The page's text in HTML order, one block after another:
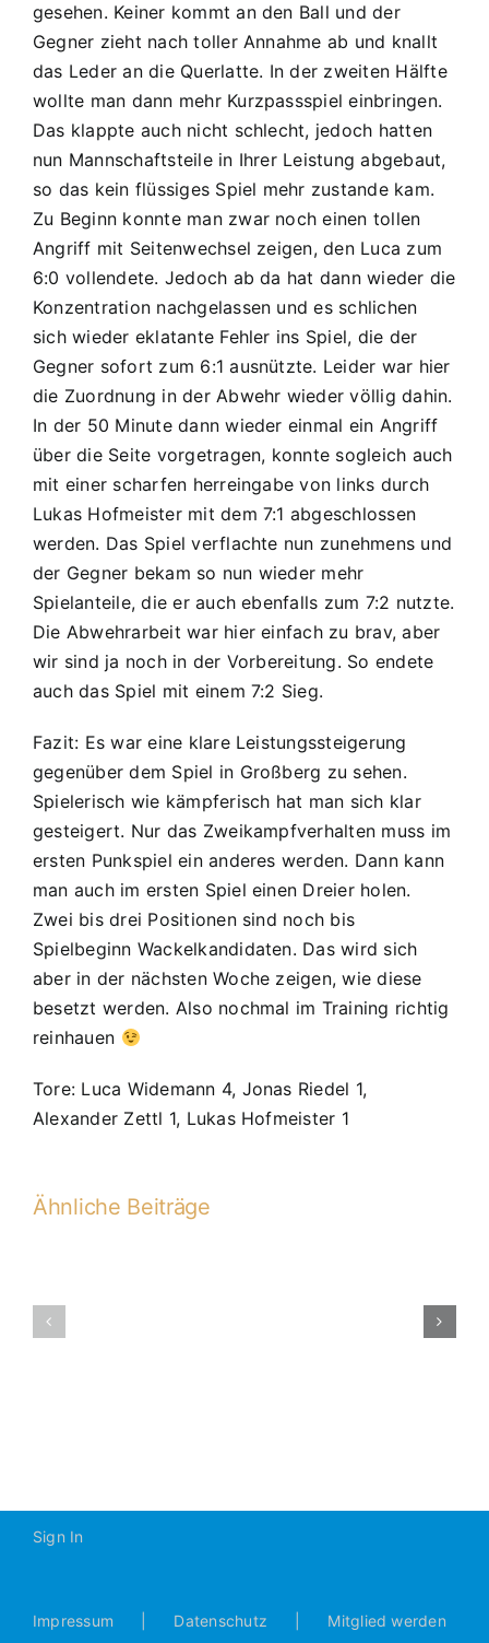
gesehen. Keiner kommt an den Ball und der
Gegner zieht nach toller Annahme ab und knallt
das Leder an die Querlatte. In der zweiten Hälfte
wollte man dann mehr Kurzpassspiel einbringen.
Das klappte auch nicht schlecht, jedoch hatten
nun Mannschaftsteile in Ihrer Leistung abgebaut,
so das kein flüssiges Spiel mehr zustande kam.
Zu Beginn konnte man zwar noch einen tollen
Angriff mit Seitenwechsel zeigen, den Luca zum
6:0 vollendete. Jedoch ab da hat dann wieder die
Konzentration nachgelassen und es schlichen
sich wieder eklatante Fehler ins Spiel, die der
Gegner sofort zum 6:1 ausnützte. Leider war hier
die Zuordnung in der Abwehr wieder völlig dahin.
In der 50 Minute dann wieder einmal ein Angriff
über die Seite vorgetragen, konnte sogleich auch
mit einer scharfen herreingabe von links durch
Lukas Hofmeister mit dem 7:1 abgeschlossen
werden. Das Spiel verflachte nun zunehmens und
der Gegner bekam so nun wieder mehr
Spielanteile, die er auch ebenfalls zum 7:2 nutzte.
Die Abwehrarbeit war hier einfach zu brav, aber
wir sind ja noch in der Vorbereitung. So endete
auch das Spiel mit einem 7:2 Sieg.
Fazit: Es war eine klare Leistungssteigerung
gegenüber dem Spiel in Großberg zu sehen.
Spielerisch wie kämpferisch hat man sich klar
gesteigert. Nur das Zweikampfverhalten muss im
ersten Punkspiel ein anderes werden. Dann kann
man auch im ersten Spiel einen Dreier holen.
Zwei bis drei Positionen sind noch bis
Spielbeginn Wackelkandidaten. Das wird sich
aber in der nächsten Woche zeigen, wie diese
besetzt werden. Also nochmal im Training richtig
reinhauen
Tore: Luca Widemann 4, Jonas Riedel 1,
Alexander Zettl 1, Lukas Hofmeister 1
Ähnliche Beiträge
Sign In
Impressum Datenschutz Mitglied werden